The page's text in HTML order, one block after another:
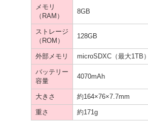
メモリ
（RAM）
8GB
ストレージ
（ROM）
128GB
外部メモリ microSDXC（最大1TB）
バッテリー
容量
4070mAh
大きさ 約164×76×7.7mm
重さ 約171g